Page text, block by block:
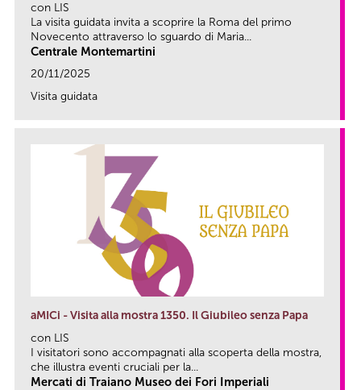
con LIS
La visita guidata invita a scoprire la Roma del primo
Novecento attraverso lo sguardo di Maria...
Centrale Montemartini
20/11/2025
Visita guidata
aMICi - Visita alla mostra 1350. Il Giubileo senza Papa
con LIS
I visitatori sono accompagnati alla scoperta della mostra,
che illustra eventi cruciali per la...
Mercati di Traiano Museo dei Fori Imperiali